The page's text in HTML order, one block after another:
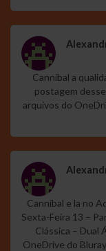
Cannibal a
postagem
arquivos do
Cannibal e la no
Sexta-Feira 13 –
Clássica – Dual
OneDrive do